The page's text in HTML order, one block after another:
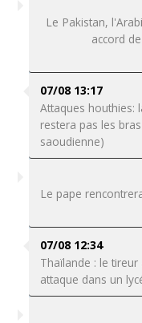
Le Pakistan,
accord
07/08 13:17
Attaques houthies:
restera pas les
saoudienne)
Le pape
07/08 12:34
Thaïlande : le
attaque dans un